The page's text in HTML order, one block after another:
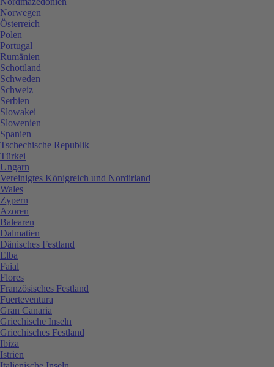
Norwegen
Österreich
Polen
Portugal
Rumänien
Schottland
Schweden
Schweiz
Serbien
Slowakei
Slowenien
Spanien
Tschechische Republik
Türkei
Ungarn
Vereinigtes Königreich und Nordirland
Wales
Zypern
Azoren
Balearen
Dalmatien
Dänisches Festland
Elba
Faial
Flores
Französisches Festland
Fuerteventura
Gran Canaria
Griechische Inseln
Griechisches Festland
Ibiza
Istrien